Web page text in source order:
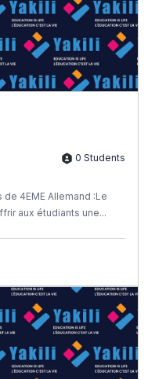
0 Students
4EME Allemand :Le
aux étudiants une...